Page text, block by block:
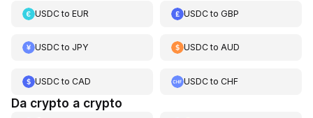
USDCto EUR USDCtoGBP
USDCto JPY USDCtoAUD
USDCto CAD USDCtoCHF
Da crypto a crypto